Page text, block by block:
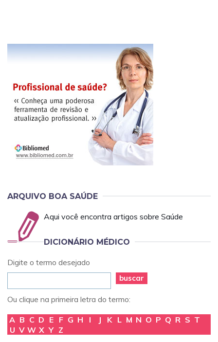
ARQUIVO BOA SAÚDE
Aqui você encontra artigos sobre Saúde
DICIONÁRIO MÉDICO
Digite o termo desejado
buscar
Ou clique na primeira letra do termo:
A B C D E F G H I J K L M N O P Q R S T
U V W X Y Z